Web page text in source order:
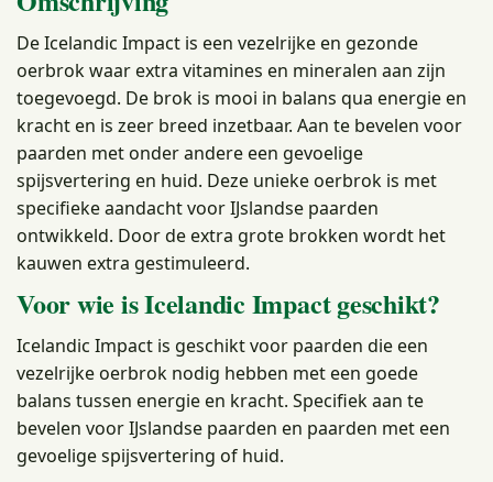
De Icelandic Impact is een vezelrijke en gezonde
oerbrok waar extra vitamines en mineralen aan zijn
toegevoegd. De brok is mooi in balans qua energie en
kracht en is zeer breed inzetbaar. Aan te bevelen voor
paarden met onder andere een gevoelige
spijsvertering en huid. Deze unieke oerbrok is met
specifieke aandacht voor IJslandse paarden
ontwikkeld. Door de extra grote brokken wordt het
kauwen extra gestimuleerd.
Voor wie is Icelandic Impact geschikt?
Icelandic Impact is geschikt voor paarden die een
vezelrijke oerbrok nodig hebben met een goede
balans tussen energie en kracht. Specifiek aan te
bevelen voor IJslandse paarden en paarden met een
gevoelige spijsvertering of huid.